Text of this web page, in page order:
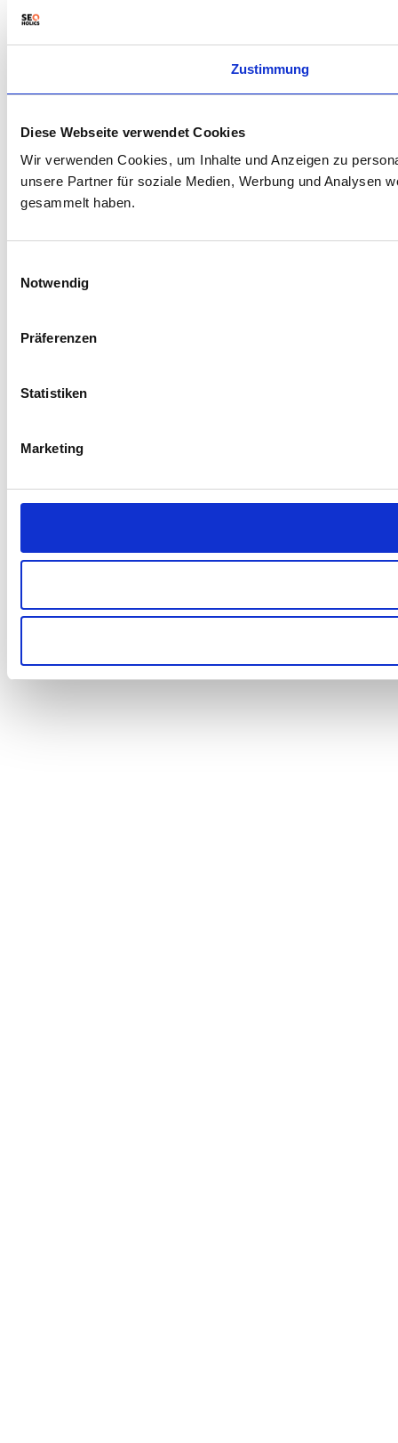
Zustimmung
Diese Webseite verwendet Cookies
Wir verwenden Cookies, um Inhalte und Anzeigen zu
unsere Partner für soziale Medien, Werbung und Analysen
gesammelt haben.
Notwendig
Präferenzen
Statistiken
Marketing